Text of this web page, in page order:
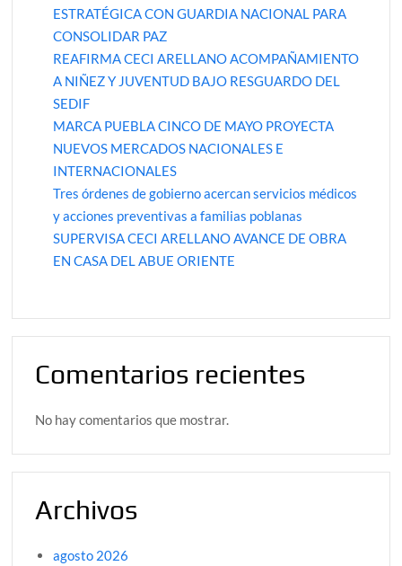
ESTRATÉGICA CON GUARDIA NACIONAL PARA
CONSOLIDAR PAZ
REAFIRMA CECI ARELLANO ACOMPAÑAMIENTO
A NIÑEZ Y JUVENTUD BAJO RESGUARDO DEL
SEDIF
MARCA PUEBLA CINCO DE MAYO PROYECTA
NUEVOS MERCADOS NACIONALES E
INTERNACIONALES
Tres órdenes de gobierno acercan servicios médicos
y acciones preventivas a familias poblanas
SUPERVISA CECI ARELLANO AVANCE DE OBRA
EN CASA DEL ABUE ORIENTE
Comentarios recientes
No hay comentarios que mostrar.
Archivos
agosto 2026